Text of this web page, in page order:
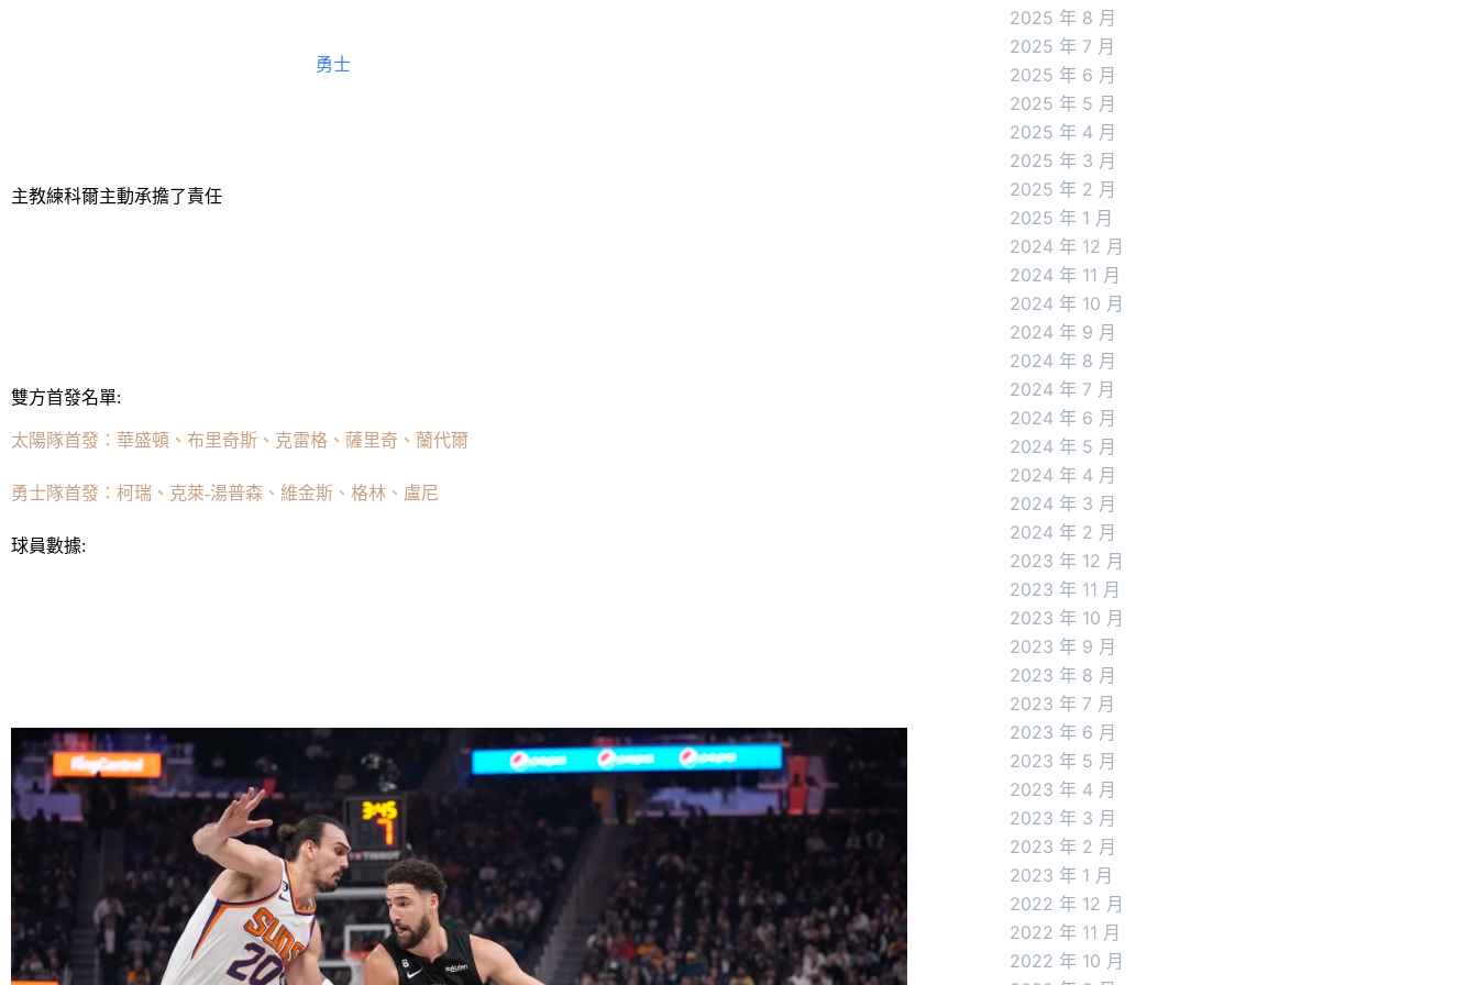
勇士
主教練科爾主動承擔了責任
雙方首發名單:
太陽隊首發：華盛頓、布里奇斯、克雷格、薩里奇、蘭代爾
勇士隊首發：柯瑞、克萊-湯普森、維金斯、格林、盧尼
球員數據:
2025 年 8 月
2025 年 7 月
2025 年 6 月
2025 年 5 月
2025 年 4 月
2025 年 3 月
2025 年 2 月
2025 年 1 月
2024 年 12 月
2024 年 11 月
2024 年 10 月
2024 年 9 月
2024 年 8 月
2024 年 7 月
2024 年 6 月
2024 年 5 月
2024 年 4 月
2024 年 3 月
2024 年 2 月
2023 年 12 月
2023 年 11 月
2023 年 10 月
2023 年 9 月
2023 年 8 月
2023 年 7 月
2023 年 6 月
2023 年 5 月
2023 年 4 月
2023 年 3 月
2023 年 2 月
2023 年 1 月
2022 年 12 月
2022 年 11 月
2022 年 10 月